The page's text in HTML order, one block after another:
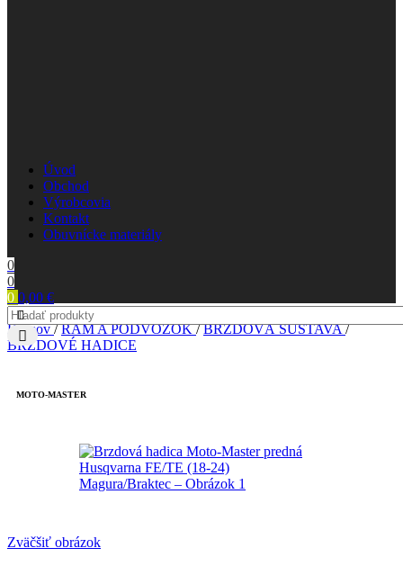
Úvod
Obchod
Výrobcovia
Kontakt
Obuvnícke materiály
0
0
0 0,00 €
Domov/ RÁM A PODVOZOK/ BRZDOVÁ SÚSTAVA/
BRZDOVÉ HADICE
MOTO-MASTER
Zväčšiť obrázok